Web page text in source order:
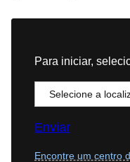
Para iniciar,
Enviar
Encontre um centro